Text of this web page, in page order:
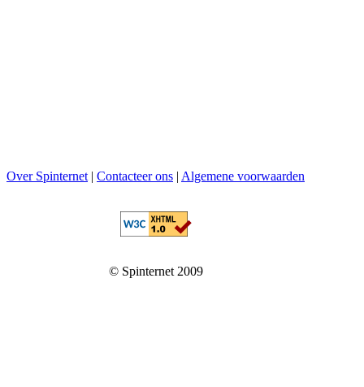
Over Spinternet | Contacteer ons | Algemene voorwaarden
© Spinternet 2009